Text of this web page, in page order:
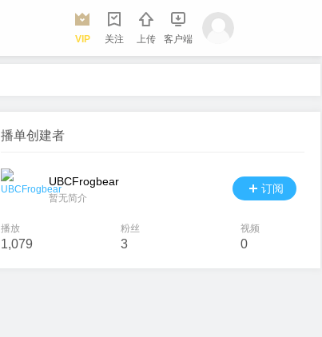
VIP 关注 上传 客户端
播单创建者
UBCFrogbear
暂无简介
订阅
播放
1,079
粉丝
3
视频
0